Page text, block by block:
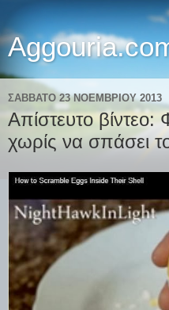
ΣΆΒΒΑΤΟ 23 ΝΟΕΜΒΡΊΟΥ 2013
Απίστευτο βίντεο:
χωρίς να σπάσει